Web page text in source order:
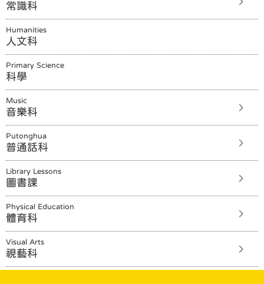
常識科
Humanities
人文科
Primary Science
科學
Music
音樂科
Putonghua
普通話科
Library Lessons
圖書課
Physical Education
體育科
Visual Arts
視藝科